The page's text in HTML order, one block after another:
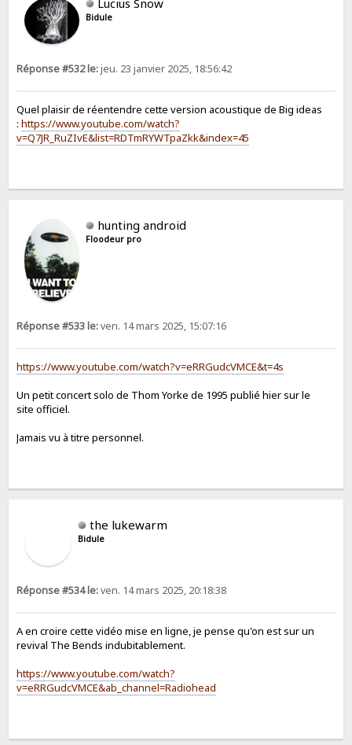
Lucius Snow
Bidule
Réponse #532 le:jeu. 23 janvier 2025, 18:56:42
Quel plaisir de réentendre cette version acoustique de Big ideas
:https://www.youtube.com/watch?
v=Q7JR_RuZIvE&list=RDTmRYWTpaZkk&index=45
hunting android
Floodeur pro
Réponse #533 le:ven. 14 mars 2025, 15:07:16
https://www.youtube.com/watch?v=eRRGudcVMCE&t=4s
Un petit concert solo de Thom Yorke de 1995 publié hier sur le
site officiel.
Jamais vu à titre personnel.
the lukewarm
Bidule
Réponse #534 le:ven. 14 mars 2025, 20:18:38
A en croire cette vidéo mise en ligne, je pense qu'on est sur un
revival The Bends indubitablement.
https://www.youtube.com/watch?
v=eRRGudcVMCE&ab_channel=Radiohead